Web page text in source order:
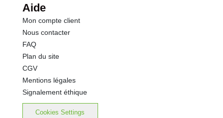
Aide
Mon compte client
Nous contacter
FAQ
Plan du site
CGV
Mentions légales
Signalement éthique
Cookies Settings